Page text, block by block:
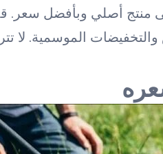
منتج أصلي وبأفضل سعر.
الموسمية. لا